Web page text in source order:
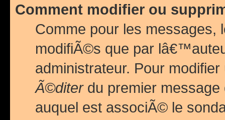
Comment modifier ou
Comme pour les messages,
modifiÃ©s que par
administrateur. Pour
Ã©diterdu premier
auquel est associÃ© le